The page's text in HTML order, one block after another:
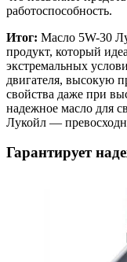
работоспособность.
Итог: Масло 5W-30
продукт, который
экстремальных
двигателя, высокую
свойства даже при
надежное масло для
Лукойл —
Гарантирует